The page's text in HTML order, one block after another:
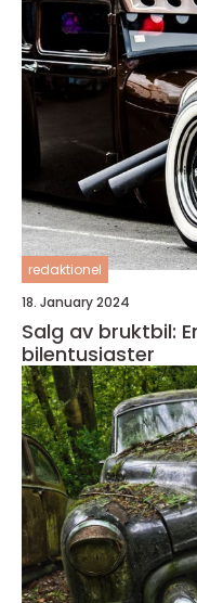
redaktionel
18. January 2024
Salg av bruktbil:
bilentusiaster